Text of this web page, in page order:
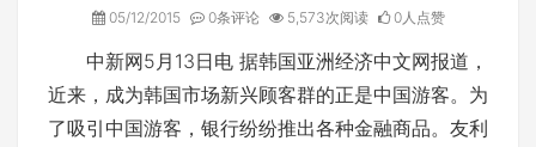
05/12/2015 0条评论 5,573次阅读 0人点赞
中新网5月13日电 据韩国亚洲经济中文网报道，
近来，成为韩国市场新兴顾客群的正是中国游客。为
了吸引中国游客，银行纷纷推出各种金融商品。友利